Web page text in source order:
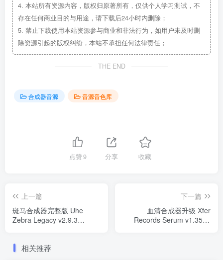
4. 本站所有资源内容，版权归原著所有，仅供个人学习测试，不
存在任何商业目的与用途，请下载后24小时内删除；
5. 禁止下载使用本站资源参与商业和非法行为，如用户未及时删
除资源引起的版权纠纷，本站不承担任何法律责任；
THE END
合成器音源 音源音色库
点赞9 分享 收藏
上一篇
斑马合成器完整版 Uhe
Zebra Legacy v2.9.3
下一篇
血清合成器升级 Xfer
Records Serum v1.35b7
相关推荐